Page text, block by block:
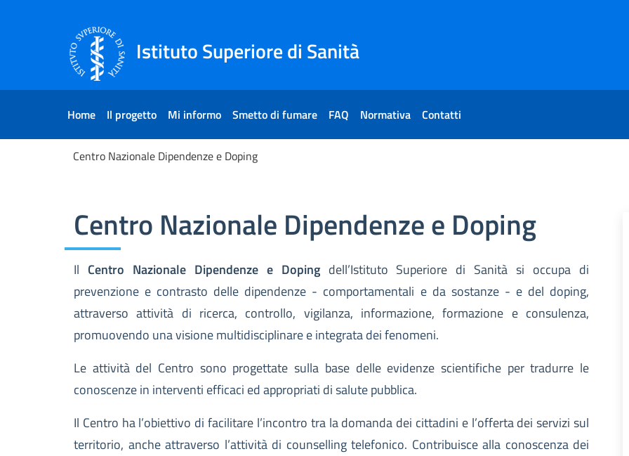
Istituto Superiore di Sanità
Home Il progetto Mi informo Smetto di fumare FAQ Normativa Contatti
Centro Nazionale Dipendenze e Doping
Centro Nazionale Dipendenze e Doping
Il Centro Nazionale Dipendenze e Dopingdell’Istituto Superiore di Sanità si occupa di
prevenzione e contrasto delle dipendenze - comportamentali e da sostanze - e del doping,
attraverso attività di ricerca, controllo, vigilanza, informazione, formazione e consulenza,
promuovendo una visione multidisciplinare e integrata dei fenomeni.
Le attività del Centro sono progettate sulla base delle evidenze scientifiche per tradurre le
conoscenze in interventi efficaci ed appropriati di salute pubblica.
Il Centro ha l’obiettivo di facilitare l’incontro tra la domanda dei cittadini e l’offerta dei servizi sul
territorio, anche attraverso l’attività di counselling telefonico. Contribuisce alla conoscenza dei